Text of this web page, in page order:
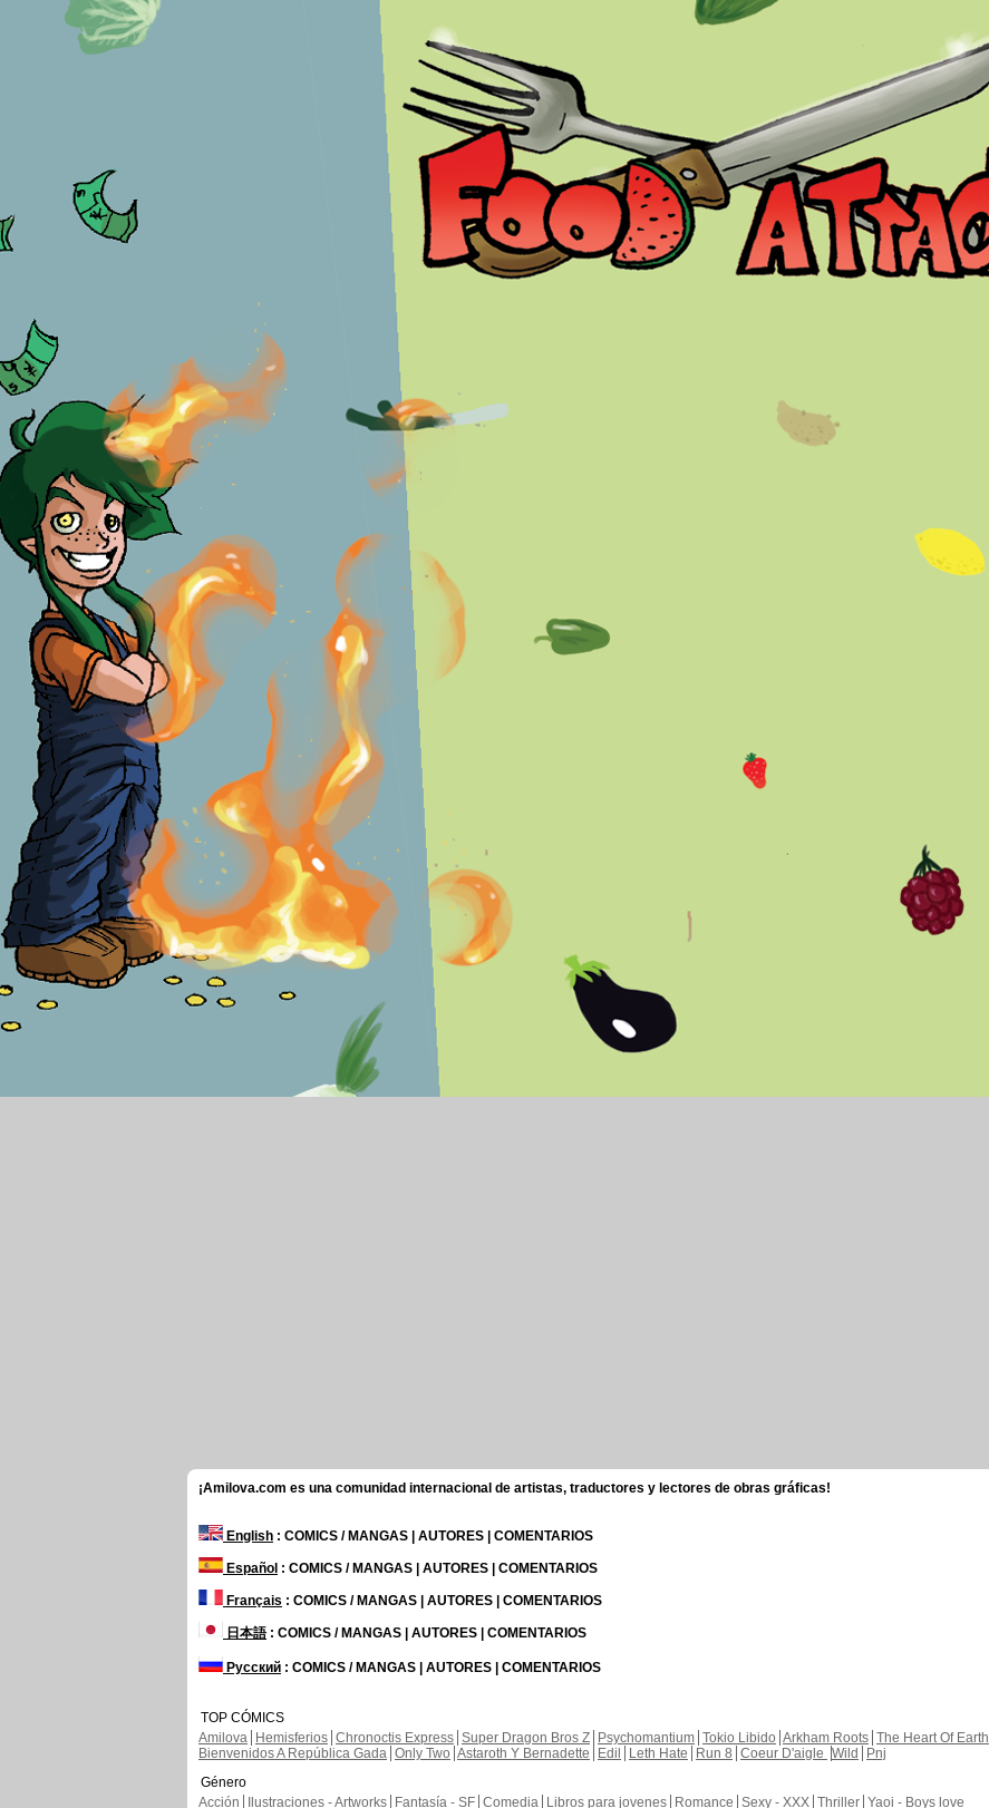
¡Amilova.com es una comunidad internacional de artistas, traductores y lectores de obras gráficas!
English : COMICS / MANGAS | AUTORES | COMENTARIOS
Español : COMICS / MANGAS | AUTORES | COMENTARIOS
Français : COMICS / MANGAS | AUTORES | COMENTARIOS
日本語: COMICS / MANGAS | AUTORES | COMENTARIOS
Русский : COMICS / MANGAS | AUTORES | COMENTARIOS
TOP CÓMICS
Amilova
Hemisferios Chronoctis Express Super Dragon Bros Z Psychomantium Tokio Libido Arkham Roots The Heart Of Earth
Bienvenidos A República Gada Only Two Astaroth Y Bernadette Edil Leth Hate Run 8 Coeur D'aigle Wild
Pnj
Género
Acción
Ilustraciones - Artworks Fantasía - SF Comedia Libros para jovenes Romance Sexy - XXX Thriller Yaoi - Boys love